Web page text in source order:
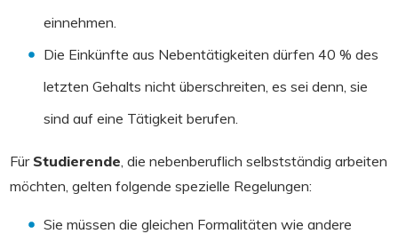
einnehmen.
Die Einkünfte aus Nebentätigkeiten dürfen 40 % des
letzten Gehalts nicht überschreiten, es sei denn, sie
sind auf eine Tätigkeit berufen.
Für Studierende, die nebenberuflich selbstständig arbeiten
möchten, gelten folgende spezielle Regelungen:
Sie müssen die gleichen Formalitäten wie andere